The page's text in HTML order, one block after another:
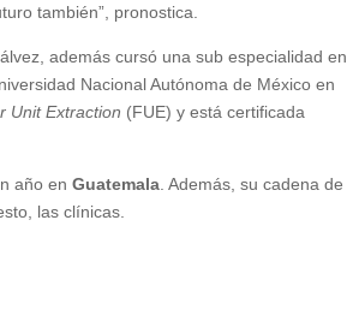
también”, pronostica.
además cursó una sub especialidad en
Nacional Autónoma de México en
Unit Extraction (FUE) y está certificada
año enGuatemala . Además, su cadena de
las clínicas.